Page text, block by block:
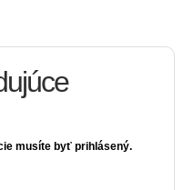
musíte byť prihlásený.